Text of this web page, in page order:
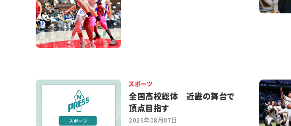
スポーツ
全国高校総体 近畿の舞台で
頂点目指す
2026年08月07日